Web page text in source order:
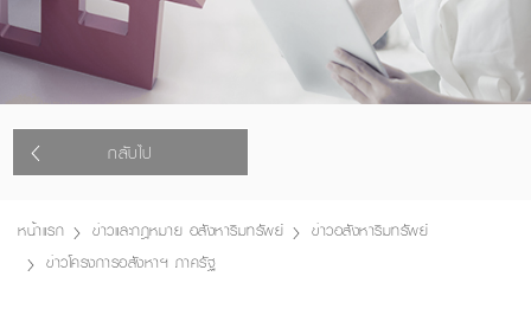
กลับไป
หน้าแรก ข่าวและกฎหมาย อสังหาริมทรัพย์
ข่าวอสังหาริมทรัพย์
ข่าวโครงการอสังหาฯ ภาครัฐ